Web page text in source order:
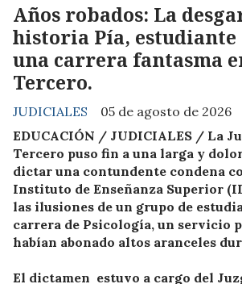
Años robados: La
historia Pía, estudiante
una carrera fantasma
Tercero.
JUDICIALES
05 de agosto de 2026
EDUCACIÓN / JUDICIALES / La
Tercero puso fin a una larga y
dictar una contundente condena
Instituto de Enseñanza Superior
las ilusiones de un grupo de
carrera de Psicología, un servicio
habían abonado altos aranceles
El dictamen estuvo a cargo del